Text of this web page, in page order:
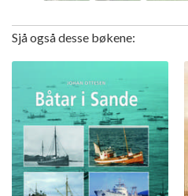
Sjå også desse bøkene: